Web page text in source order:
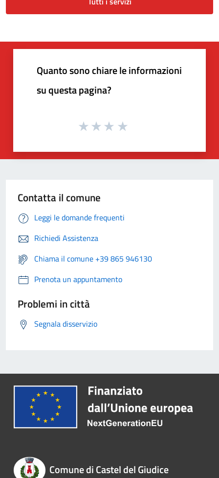
Quanto sono chiare le informazioni
su questa pagina?
Contatta il comune
Leggi le domande frequenti
Richiedi Assistenza
Chiama il comune +39 865 946130
Prenota un appuntamento
Problemi in città
Segnala disservizio
Comune di Castel del Giudice